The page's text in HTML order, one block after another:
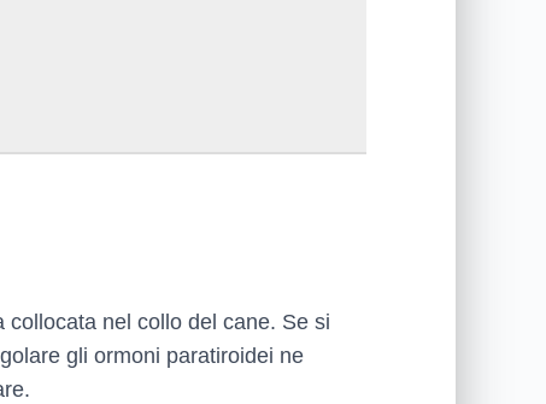
nel collo del cane. Se si
gli ormoni paratiroidei ne